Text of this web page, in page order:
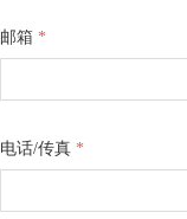
邮箱 *
电话/传真 *